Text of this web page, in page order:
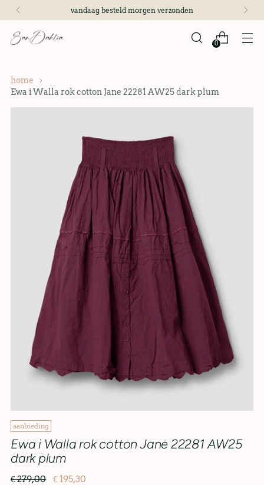
vandaag besteld morgen verzonden
0
home
Ewa i Walla rok cotton Jane 22281 AW25 dark plum
aanbieding
Ewa i Walla rok cotton Jane 22281 AW25
dark plum
€ 279,00 € 195,30